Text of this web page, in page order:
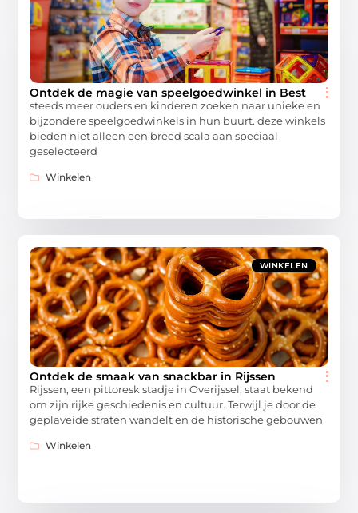
Ontdek de magie van speelgoedwinkel in Best
steeds meer ouders en kinderen zoeken naar unieke en
bijzondere speelgoedwinkels in hun buurt. deze winkels
bieden niet alleen een breed scala aan speciaal
geselecteerd
Winkelen
WINKELEN
Ontdek de smaak van snackbar in Rijssen
Rijssen, een pittoresk stadje in Overijssel, staat bekend
om zijn rijke geschiedenis en cultuur. Terwijl je door de
geplaveide straten wandelt en de historische gebouwen
Winkelen